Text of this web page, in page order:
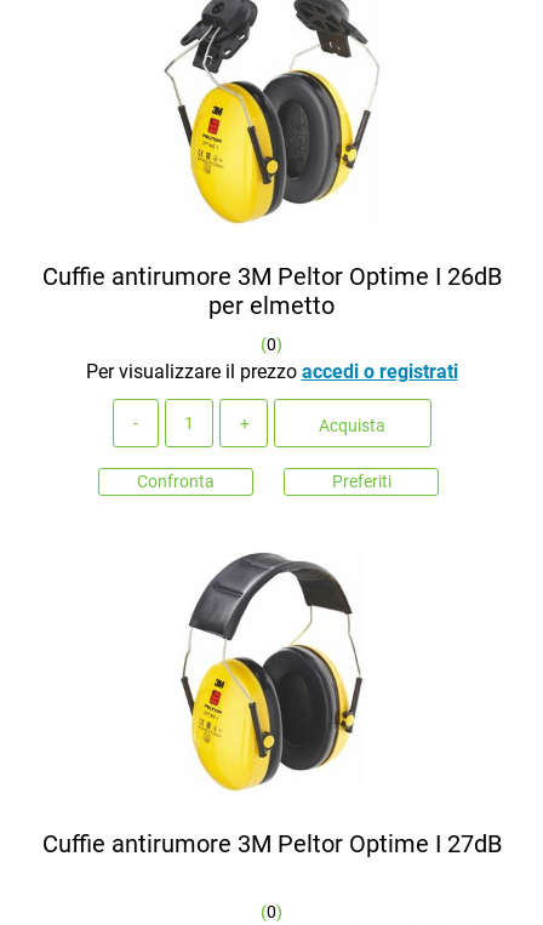
Cuffie antirumore 3M Peltor Optime I 26dB
per elmetto
(0)
Per visualizzare il prezzo accedi o registrati
Acquista
Confronta Preferiti
Cuffie antirumore 3M Peltor Optime I 27dB
(0)